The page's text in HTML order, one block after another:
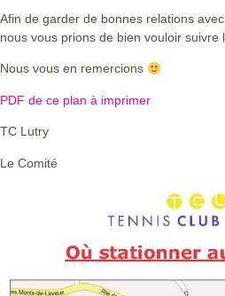
Afin de garder de bonnes relations
nous vous prions de bien vouloir suivre
Nous vous en remercions
PDF de ce plan à imprimer
TC Lutry
Le Comité